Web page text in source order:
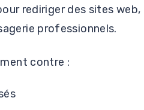
rediriger des sites web,
professionnels.
contre :